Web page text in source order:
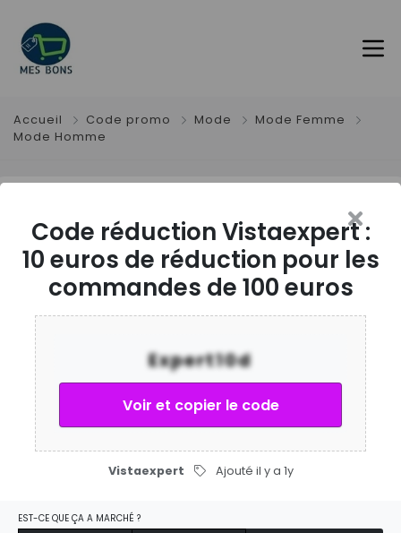
Accueil Code promo Mode
Mode Femme
Mode Homme
Code réduction Vistaexpert
: 10 euros de réduction pour
les commandes de 100
euros
Description et modalités
10 euros de réduction pour les commandes de 100
euros. Offre valable jusqu’au 23.10.2024.
Activer Discount
Code réduction Vistaexpert :
10 euros de réduction pour les
commandes de 100 euros
Expert10d
Voir et copier le code
Vistaexpert Ajouté il y a 1y
EST-CE QUE ÇA A MARCHÉ ?